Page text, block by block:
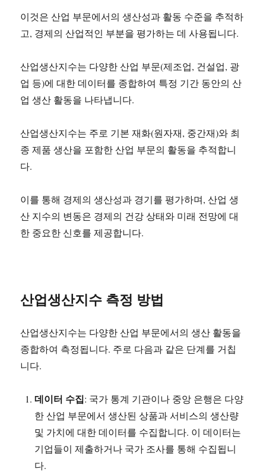
이것은 산업 부문에서의 생산성과 활동 수준을 추적하
고, 경제의 산업적인 부분을 평가하는 데 사용됩니다.
산업생산지수는 다양한 산업 부문(제조업, 건설업, 광
업 등)에 대한 데이터를 종합하여 특정 기간 동안의 산
업 생산 활동을 나타냅니다.
산업생산지수는 주로 기본 재화(원자재, 중간재)와 최
종 제품 생산을 포함한 산업 부문의 활동을 추적합니
다.
이를 통해 경제의 생산성과 경기를 평가하며, 산업 생
산 지수의 변동은 경제의 건강 상태와 미래 전망에 대
한 중요한 신호를 제공합니다.
산업생산지수 측정 방법
산업생산지수는 다양한 산업 부문에서의 생산 활동을
종합하여 측정됩니다. 주로 다음과 같은 단계를 거칩
니다.
데이터 수집: 국가 통계 기관이나 중앙 은행은 다양
한 산업 부문에서 생산된 상품과 서비스의 생산량
및 가치에 대한 데이터를 수집합니다. 이 데이터는
기업들이 제출하거나 국가 조사를 통해 수집됩니
다.